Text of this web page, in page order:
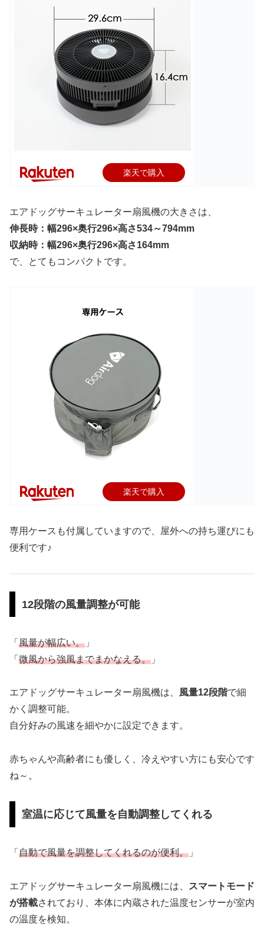
楽天で購入
エアドッグサーキュレーター扇風機の大きさは、
伸長時：幅296×奥行296×高さ534～794mm
収納時：幅296×奥行296×高さ164mm
で、とてもコンパクトです。
楽天で購入
専用ケースも付属していますので、屋外への持ち運びにも
便利です♪
12段階の風量調整が可能
「 風量が幅広い。 」
「 微風から強風までまかなえる。 」
エアドッグサーキュレーター扇風機は、 風量12段階で細
かく調整可能。
自分好みの風速を細やかに設定できます。
赤ちゃんや高齢者にも優しく、冷えやすい方にも安心です
ね～。
室温に応じて風量を自動調整してくれる
「 自動で風量を調整してくれるのが便利。 」
エアドッグサーキュレーター扇風機には、
スマートモード
が搭載されており、本体に内蔵された温度センサーが室内
の温度を検知。